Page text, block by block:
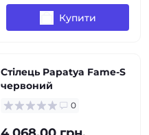
Купити
Стілець Papatya Fame-S
червоний
0